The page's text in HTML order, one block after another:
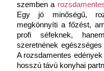
szemben a
Egy jó minőségű,
megkönnyíti a főzést,
profi séfeknek,
szeretnének
A rozsdamentes
hosszú távú konyhai